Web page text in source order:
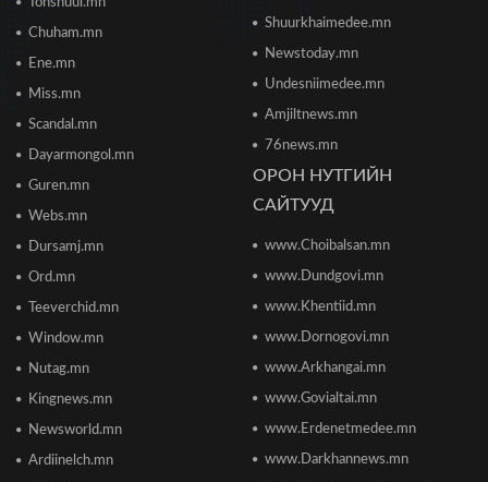
Б.Даваадалай: Уурхайн менежментээс
Сонсголгүй төрийн СОНСГОЛ-2
2026/06/19 10:17
Сонсголгүй төрийн СОНСГОЛ-2
Монгол Улсын дэлхийд өрсөлдөх чадвар 75
улсаас 67-рт бичигджээ
Chuham.mn
Ene.mn
Miss.mn
Scandal.mn
Dayarmongol.mn
Guren.mn
Webs.mn
Dursamj.mn
Ord.mn
Teeverchid.mn
Window.mn
Nutag.mn
Kingnews.mn
Newsworld.mn
Ardiinelch.mn
Shuurkhaimedee.mn
Newstoday.mn
Undesniimedee.mn
Amjiltnews.mn
76news.mn
ОРОН НУТГИЙН
САЙТУУД
www.Choibalsan.mn
www.Dundgovi.mn
www.Khentiid.mn
www.Dornogovi.mn
www.Arkhangai.mn
www.Govialtai.mn
www.Erdenetmedee.mn
www.Darkhannews.mn